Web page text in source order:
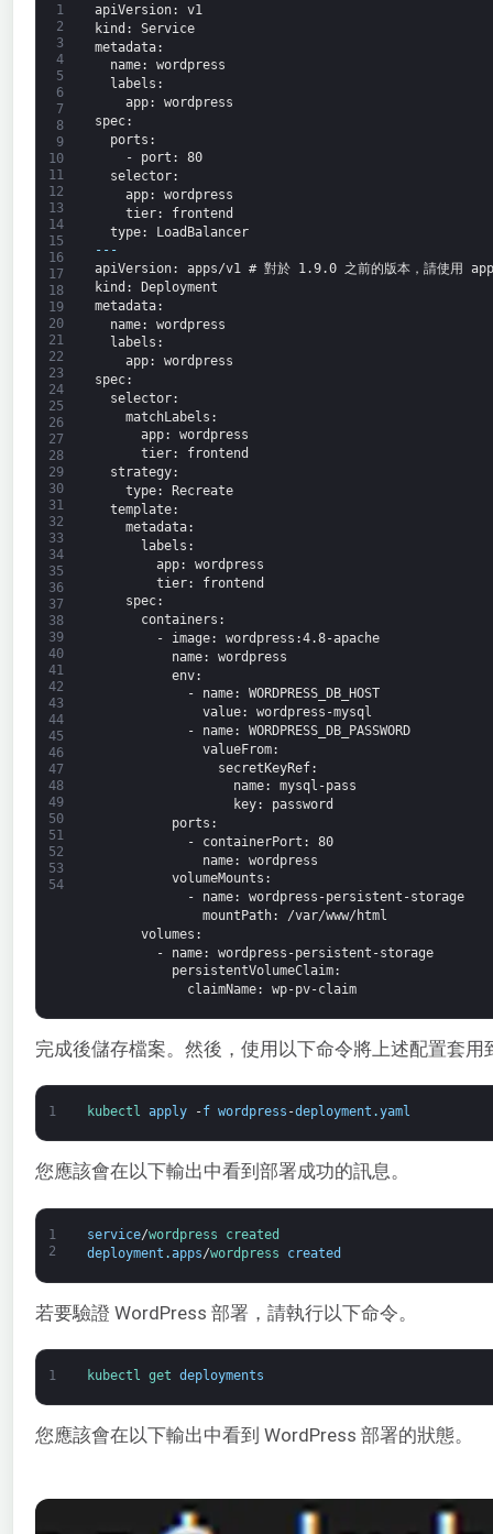
1
2
3
4
5
6
7
8
9
10
11
12
13
14
15
16
17
18
19
20
21
22
23
24
25
26
27
28
29
30
31
32
33
34
35
36
37
38
39
40
41
42
43
44
45
46
47
48
49
50
51
52
53
54
apiVersion: v1
kind : Service
metadata:
name: wordpress
labels :
app: wordpress
spec:
ports :
-
port : 80
selector:
app: wordpress
tier: frontend
type: LoadBalancer
---
apiVersion: apps/v1 # 對於 1.9.0 之前的版本，請使用
kind : Deployment
metadata:
name: wordpress
labels :
app: wordpress
spec:
selector:
matchLabels :
app: wordpress
tier: frontend
strategy:
type: Recreate
template:
metadata:
labels :
app: wordpress
tier: frontend
spec:
containers :
-
image: wordpress :4.8-apache
name: wordpress
env:
-
name: WORDPRESS_DB_HOST
value: wordpress-mysql
-
name: WORDPRESS_DB_PASSWORD
valueFrom:
secretKeyRef:
name: mysql-pass
key: password
ports :
-
containerPort : 80
name: wordpress
volumeMounts :
-
name: wordpress-persistent-storage
mountPath: /var/www/html
volumes :
-
name: wordpress-persistent-storage
persistentVolumeClaim:
claimName: wp-pv-claim
完成後儲存檔案。然後，使用以下命令將上述配置套用
1 kubectl apply -f wordpress -deployment .yaml
您應該會在以下輸出中看到部署成功的訊息。
1
2
service/wordpress
created
deployment .apps/wordpress created
若要驗證 WordPress 部署，請執行以下命令。
1 kubectl get deployments
您應該會在以下輸出中看到 WordPress 部署的狀態。